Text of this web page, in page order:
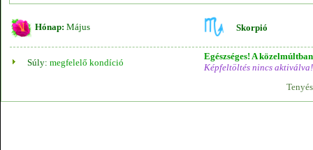
Hónap: Május Skorpió
Súly: megfelelő kondíció
Egészséges! A
Képfeltöltés nincs aktiválva!